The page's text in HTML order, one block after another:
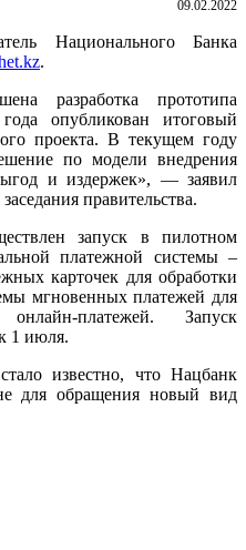
09.02.2022
Национального Банка
.
разработка прототипа
опубликован итоговый
проекта. В текущем году
по модели внедрения
и издержек», — заявил
правительства.
запуск в пилотном
платежной системы –
карточек для обработки
мгновенных платежей для
платежей. Запуск
1 июля.
известно, что Нацбанк
для обращения новый вид